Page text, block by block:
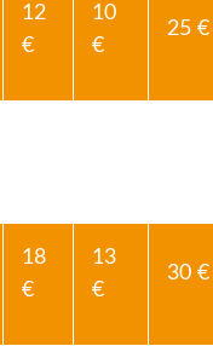
12
€
10
€
25 €
18
€
13
€
30 €